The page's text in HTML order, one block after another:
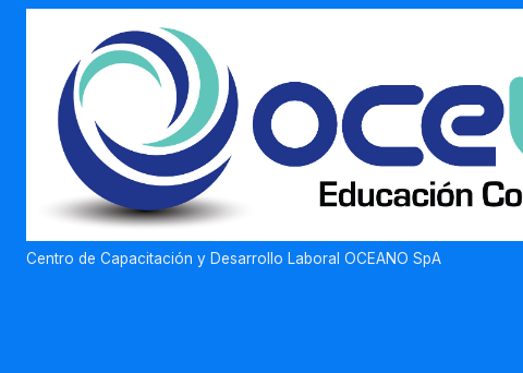
Centro de Capacitación y Desarrollo Laboral OCEANO SpA